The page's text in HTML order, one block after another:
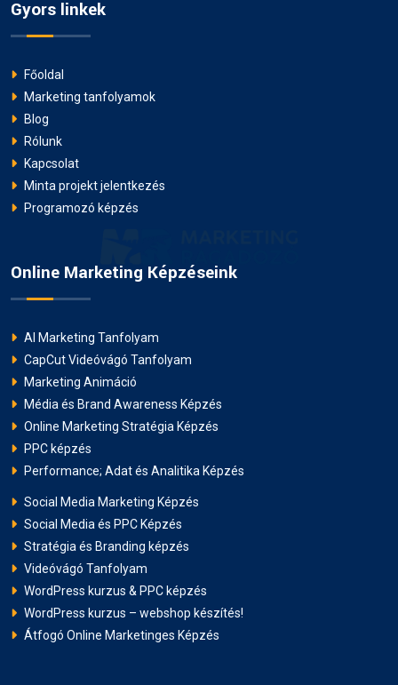
Gyors linkek
Főoldal
Marketing tanfolyamok
Blog
Rólunk
Kapcsolat
Minta projekt jelentkezés
Programozó képzés
Online Marketing Képzéseink
AI Marketing Tanfolyam
CapCut Videóvágó Tanfolyam
Marketing Animáció
Média és Brand Awareness Képzés
Online Marketing Stratégia Képzés
PPC képzés
Performance; Adat és Analitika Képzés
Social Media Marketing Képzés
Social Media és PPC Képzés
Stratégia és Branding képzés
Videóvágó Tanfolyam
WordPress kurzus & PPC képzés
WordPress kurzus – webshop készítés!
Átfogó Online Marketinges Képzés